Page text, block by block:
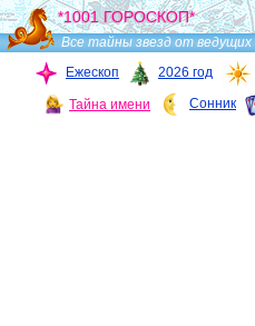
*1001 ГОРОСКОП*
Все тайны звезд от ведущих
Ежескоп
2026 год
Тайна имени Сонник